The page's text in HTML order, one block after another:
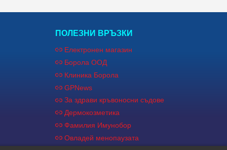
ПОЛЕЗНИ ВРЪЗКИ
Електронен магазин
Борола ООД
Клиника Борола
GPNews
За здрави кръвоносни съдове
Дермокозметика
Фамилия Имунобор
Овладей менопаузата